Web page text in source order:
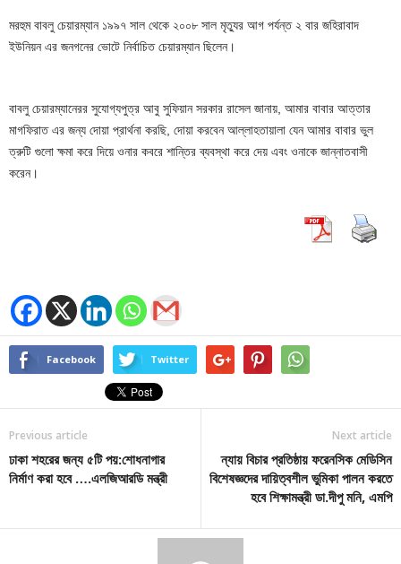
মরহুম বাবলু চেয়ারম্যান ১৯৯৭ সাল থেকে ২০০৮ সাল মৃত্যুর আগ পর্যন্ত ২ বার জহিরাবাদ
ইউনিয়ন এর জনগনের ভোটে নির্বাচিত চেয়ারম্যান ছিলেন।
বাবলু চেয়ারম্যানেরর সুযোগ্যপুত্র আবু সুফিয়ান সরকার রাসেল জানায়, আমার বাবার আত্তার
মাগফিরাত এর জন্য দোয়া প্রার্থনা করছি, দোয়া করবেন আল্লাহতায়ালা যেন আমার বাবার ভুল
ত্রুটি গুলো ক্ষমা করে দিয়ে ওনার কবরে শান্তির ব্যবস্থা করে দেয় এবং ওনাকে জান্নাতবাসী
করেন।
Facebook Twitter
Previous article
ঢাকা শহরের জন্য ৫টি পয়:শোধনাগার
নির্মাণ করা হবে ….এলজিআরডি মন্ত্রী
Next article
ন্যায় বিচার প্রতিষ্ঠায় ফরেনসিক মেডিসিন
বিশেষজ্ঞদের দায়িত্বশীল ভুমিকা পালন করতে
হবে শিক্ষামন্ত্রী ডা.দীপু মনি, এমপি